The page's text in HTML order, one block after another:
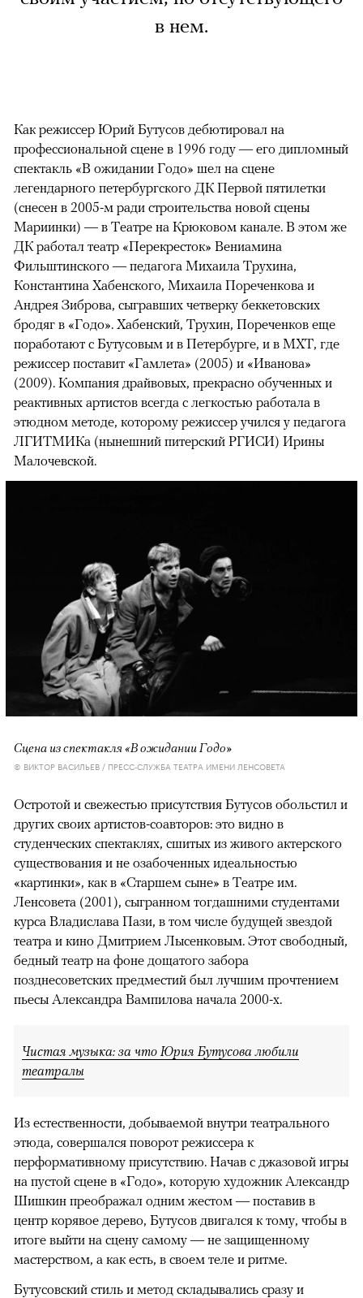
в нем.
Как режиссер Юрий Бутусов дебютировал на
профессиональной сцене в 1996 году — его дипломный
спектакль «В ожидании Годо» шел на сцене
легендарного петербургского ДК Первой пятилетки
(снесен в 2005-м ради строительства новой сцены
Мариинки) — в Театре на Крюковом канале. В этом же
ДК работал театр «Перекресток» Вениамина
Фильштинского — педагога Михаила Трухина,
Константина Хабенского, Михаила Пореченкова и
Андрея Зиброва, сыгравших четверку беккетовских
бродяг в «Годо». Хабенский, Трухин, Пореченков еще
поработают с Бутусовым и в Петербурге, и в МХТ, где
режиссер поставит «Гамлета» (2005) и «Иванова»
(2009). Компания драйвовых, прекрасно обученных и
реактивных артистов всегда с легкостью работала в
этюдном методе, которому режиссер учился у педагога
ЛГИТМИКа (нынешний питерский РГИСИ) Ирины
Малочевской.
Сцена из спектакля «В ожидании Годо»
© ВИКТОР ВАСИЛЬЕВ / ПРЕСС-СЛУЖБА ТЕАТРА ИМЕНИ ЛЕНСОВЕТА
Остротой и свежестью присутствия Бутусов обольстил и
других своих артистов-соавторов: это видно в
студенческих спектаклях, сшитых из живого актерского
существования и не озабоченных идеальностью
«картинки», как в «Старшем сыне» в Театре им.
Ленсовета (2001), сыгранном тогдашними студентами
курса Владислава Пази, в том числе будущей звездой
театра и кино Дмитрием Лысенковым. Этот свободный,
бедный театр на фоне дощатого забора
позднесоветских предместий был лучшим прочтением
пьесы Александра Вампилова начала 2000-х.
Чистая музыка: за что Юрия Бутусова любили
театралы
Из естественности, добываемой внутри театрального
этюда, совершался поворот режиссера к
перформативному присутствию. Начав с джазовой игры
на пустой сцене в «Годо», которую художник Александр
Шишкин преображал одним жестом — поставив в
центр корявое дерево, Бутусов двигался к тому, чтобы в
итоге выйти на сцену самому — не защищенному
мастерством, а как есть, в своем теле и ритме.
Бутусовский стиль и метод складывались сразу и